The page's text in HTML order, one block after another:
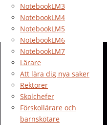
NotebookLM3
NotebookLM4
NotebookLM5
NotebookLM6
NotebookLM7
Lärare
Att lära dig nya saker
Rektorer
Skolchefer
Förskollärare och
barnskötare